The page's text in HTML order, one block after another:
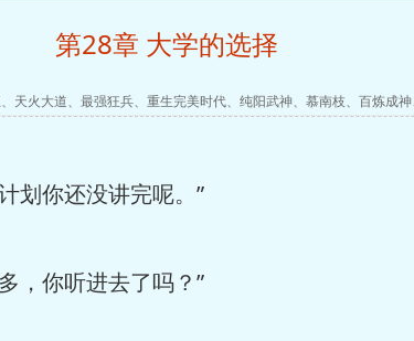
第28章 大学的选择
、 天火大道、 最强狂兵、 重生完美时代、 纯阳武神、 慕南枝、 百炼成神
划你还没讲完呢。”
你听进去了吗？”